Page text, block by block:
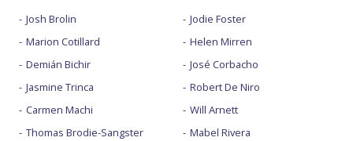
Josh Brolin
Marion Cotillard
Demián Bichir
Jasmine Trinca
Carmen Machi
Thomas Brodie-Sangster
Jodie Foster
Helen Mirren
José Corbacho
Robert De Niro
Will Arnett
Mabel Rivera